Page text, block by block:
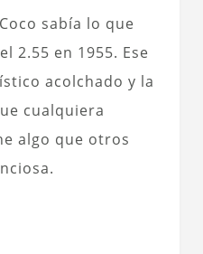
sabía lo que
2.55 en 1955. Ese
acolchado y la
cualquiera
algo que otros